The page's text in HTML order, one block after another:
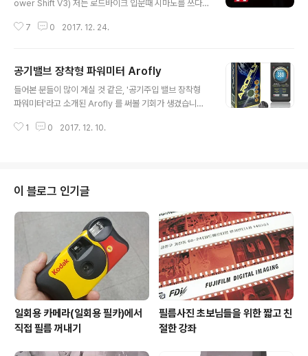
를 데 없는 인고의 시간을 매일 보내야 한다는 건...) 해서
ower Shift V3) 저는 로드바이크 입문때 시마노를 쓰다
어왔습니다. 손이 워낙 작아서 티아그라를 쓸 때에도 레버
그리고 손 작은 사람에게 좋다는 얘기에 혹해서 아테나(At
hena)를 장착했었습니다. 이 때는 아직 시마노에서는 11
단이 발표되지 않았을 무렵이기도 했구요. 듀라에이스 - 울
는 시마노에 비해 구동계 등급에도 이태리 감성을 녹여넣
7 0 2017. 12. 24.
공기밸브 장착형 파워미터 Arofly
들어본 분들이 많이 계실 것 같은, '공기주입 밸브 장착형
파워미터'라고 소개된 Arofly 를 써볼 기회가 생겼습니다.
이용해서 직접 금속의 미세한 변화를 측정하는 크랭크형,
해서 파워값을 산출해낸다는 획기적(!)인 아이디어를 기반
으로 하고 있다고 합니다. 꽤 신박한데, 스럽다가 이내 '진
짜 겨우 그것만으로 정확한 파워값을 알아낼 수 있을까?'라
는 회의감에 빠지게 됩니다. 아무튼 대만의 개발사는 그런
제품을 '실제로' 만들어냈습니다. 이 제품의 가격은 대략 1
0만원대. 기존 ..
1 0 2017. 12. 10.
이 블로그 인기글
일회용 카메라(일회용 필카)에서
직접 필름 꺼내기
필름사진 초보님들을 위한 짧고 친
절한 강좌